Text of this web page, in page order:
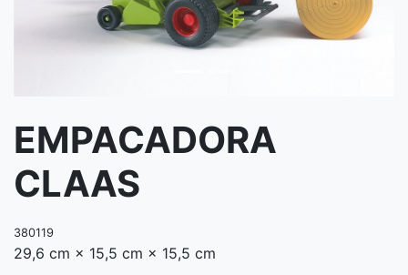
EMPACADORA
CLAAS
380119
29,6 cm × 15,5 cm × 15,5 cm